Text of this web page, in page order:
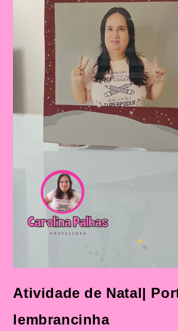
Atividade de Natal|
lembrancinha